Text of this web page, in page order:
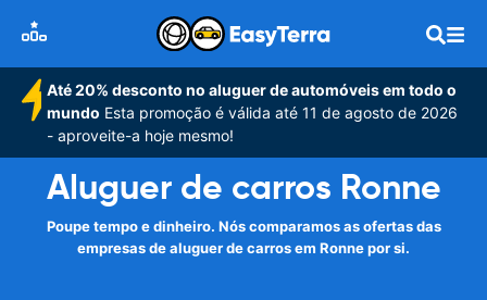
Até 20% desconto no aluguer de automóveis em todo o
mundo Esta promoção é válida até 11 de agosto de 2026
- aproveite-a hoje mesmo!
Aluguer de carros Ronne
Poupe tempo e dinheiro. Nós comparamos as ofertas das
empresas de aluguer de carros em Ronne por si.